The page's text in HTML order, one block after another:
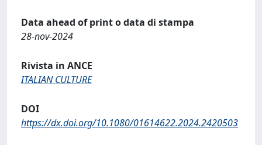
Data ahead of print o data di stampa
28-nov-2024
Rivista in ANCE
ITALIAN CULTURE
DOI
https://dx.doi.org/10.1080/01614622.2024.2420503